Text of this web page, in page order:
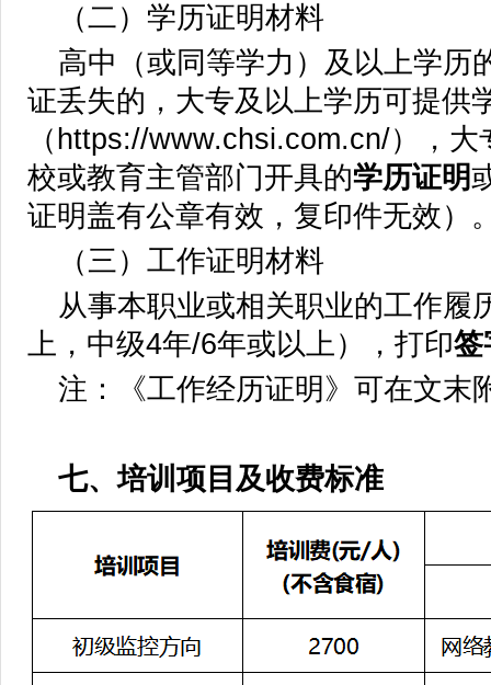
（二）学历证明材料
高中（或同等学力）及以上学历
证丢失的，大专及以上学历可提供
（https://www.chsi.com.cn/），
校或教育主管部门开具的学历证明
证明盖有公章有效，复印件无效）
（三）工作证明材料
从事本职业或相关职业的工作履
上，中级4年/6年或以上），打印签
注：《工作经历证明》可在文末
七、培训项目及收费标准